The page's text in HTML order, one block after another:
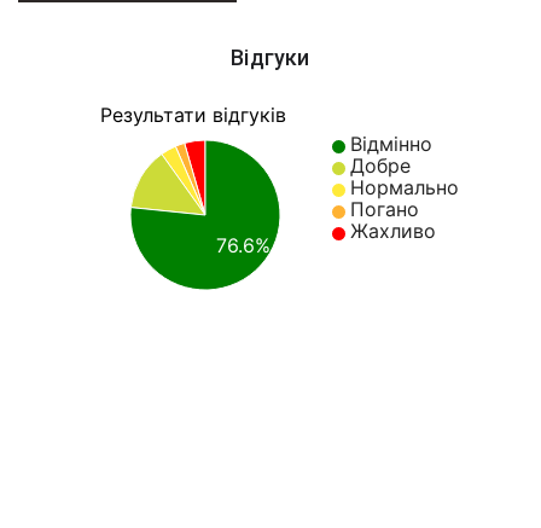
Відгуки
Результати відгуків
Відмінно
Добре
Нормально
Погано
Жахливо
76.6%